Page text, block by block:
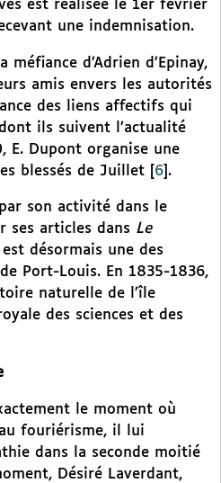
est réalisée le 1er février
une indemnisation.
d’Adrien d’Epinay,
amis envers les autorités
des liens affectifs qui
ils suivent l’actualité
E. Dupont organise une
blessés de Juillet
6 .
son activité dans le
ses articles dans Le
désormais une des
Port-Louis. En 1835-1836,
naturelle de l’île
des sciences et des
le moment où
fouriérisme, il lui
dans la seconde moitié
Désiré Laverdant,